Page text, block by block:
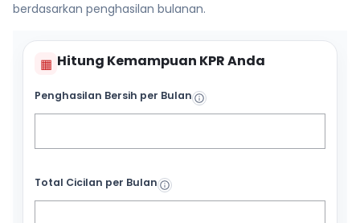
berdasarkan penghasilan bulanan.
▦ Hitung Kemampuan KPR Anda
Penghasilan Bersih per Bulan
Total Cicilan per Bulan